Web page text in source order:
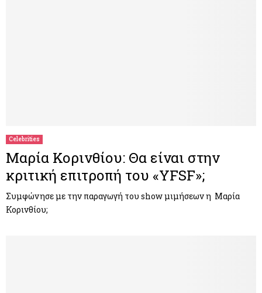
Celebrities
Μαρία Κορινθίου: Θα είναι στην
κριτική επιτροπή του «YFSF»;
Συμφώνησε με την παραγωγή του show μιμήσεων η Μαρία
Κορινθίου;